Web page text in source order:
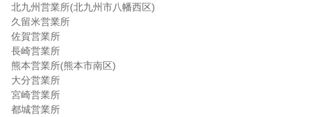
北九州営業所(北九州市八幡西区)
久留米営業所
佐賀営業所
長崎営業所
熊本営業所(熊本市南区)
大分営業所
宮崎営業所
都城営業所